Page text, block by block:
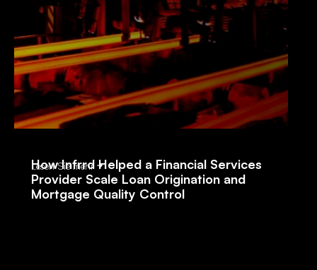
How Infrrd Helped a Financial Services
Provider Scale Loan Origination and
Mortgage Quality Control
Lesen Sie mehr